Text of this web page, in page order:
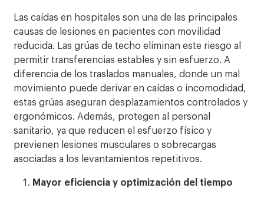
Las caídas en hospitales son una de las principales
causas de lesiones en pacientes con movilidad
reducida. Las grúas de techo eliminan este riesgo al
permitir transferencias estables y sin esfuerzo. A
diferencia de los traslados manuales, donde un mal
movimiento puede derivar en caídas o incomodidad,
estas grúas aseguran desplazamientos controlados y
ergonómicos. Además, protegen al personal
sanitario, ya que reducen el esfuerzo físico y
previenen lesiones musculares o sobrecargas
asociadas a los levantamientos repetitivos.
Mayor eficiencia y optimización del tiempo